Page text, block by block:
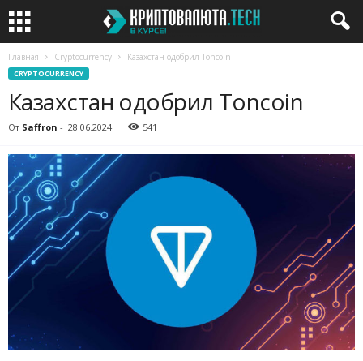
Главная Cryptocurrency Казахстан одобрил Toncoin
CRYPTOCURRENCY
Казахстан одобрил Toncoin
От Saffron - 28.06.2024 541